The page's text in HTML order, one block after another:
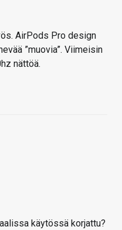
AirPods Pro design
”muovia”. Viimeisin
nättöä.
käytössä korjattu?